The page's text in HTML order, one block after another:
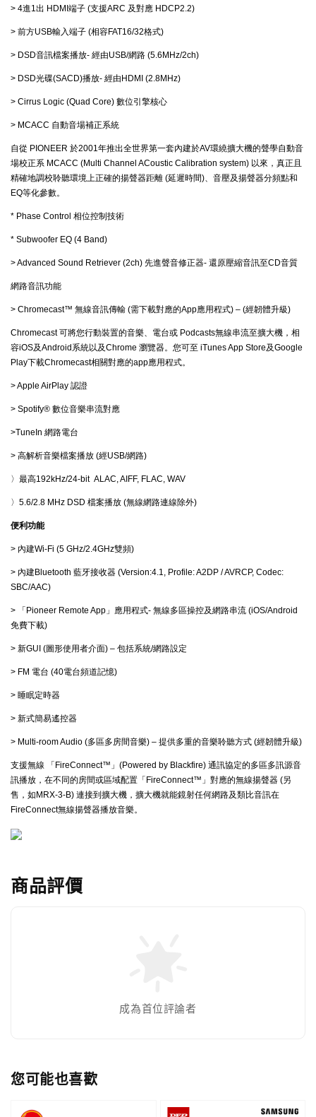
> 4進1出 HDMI端子 (支援ARC 及對應 HDCP2.2)
> 前方USB輸入端子 (相容FAT16/32格式)
> DSD音訊檔案播放- 經由USB/網路 (5.6MHz/2ch)
> DSD光碟(SACD)播放- 經由HDMI (2.8MHz)
> Cirrus Logic (Quad Core) 數位引擎核心
> MCACC 自動音場補正系統
自從 PIONEER 於2001年推出全世界第一套內建於AV環繞擴大機的聲學自動音
場校正系 MCACC (Multi Channel ACoustic Calibration system) 以來，真正且
精確地調校聆聽環境上正確的揚聲器距離 (延遲時間)、音壓及揚聲器分頻點和
EQ等化參數。
* Phase Control 相位控制技術
* Subwoofer EQ (4 Band)
> Advanced Sound Retriever (2ch) 先進聲音修正器- 還原壓縮音訊至CD音質
網路音訊功能
> Chromecast™ 無線音訊傳輸 (需下載對應的App應用程式) – (經韌體升級)
Chromecast 可將您行動裝置的音樂、電台或 Podcasts無線串流至擴大機，相
容iOS及Android系統以及Chrome 瀏覽器。您可至 iTunes App Store及Google
Play下載Chromecast相關對應的app應用程式。
> Apple AirPlay 認證
> Spotify® 數位音樂串流對應
>TuneIn 網路電台
> 高解析音樂檔案播放 (經USB/網路)
〉最高192kHz/24-bit ALAC, AIFF, FLAC, WAV
〉5.6/2.8 MHz DSD 檔案播放 (無線網路連線除外)
便利功能
> 內建Wi-Fi (5 GHz/2.4GHz雙頻)
> 內建Bluetooth 藍牙接收器 (Version:4.1, Profile: A2DP / AVRCP, Codec:
SBC/AAC)
> 「Pioneer Remote App」應用程式- 無線多區操控及網路串流 (iOS/Android
免費下載)
> 新GUI (圖形使用者介面) – 包括系統/網路設定
> FM 電台 (40電台頻道記憶)
> 睡眠定時器
> 新式簡易遙控器
> Multi-room Audio (多區多房間音樂) – 提供多重的音樂聆聽方式 (經韌體升級)
支援無線 「FireConnect™」(Powered by Blackfire) 通訊協定的多區多訊源音
訊播放，在不同的房間或區域配置「FireConnect™」對應的無線揚聲器 (另
售，如MRX-3-B) 連接到擴大機，擴大機就能鏡射任何網路及類比音訊在
FireConnect無線揚聲器播放音樂。
商品評價
成為首位評論者
您可能也喜歡